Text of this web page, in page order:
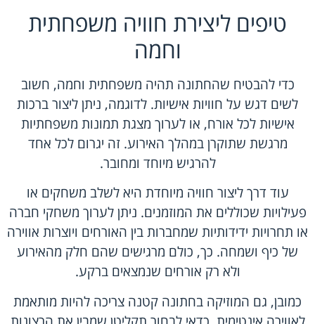
טיפים ליצירת חוויה משפחתית
וחמה
כדי להבטיח שהחתונה תהיה משפחתית וחמה, חשוב
לשים דגש על חוויות אישיות. לדוגמה, ניתן ליצור ברכות
אישיות לכל אורח, או לערוך מצגת תמונות משפחתיות
מרגשת שתוקרן במהלך האירוע. זה יגרום לכל אחד
להרגיש מיוחד ומחובר.
עוד דרך ליצור חוויה מיוחדת היא לשלב משחקים או
פעילויות שכוללים את המוזמנים. ניתן לערוך משחקי חברה
או תחרויות ידידותיות שמחברות בין האורחים ויוצרות אווירה
של כיף ושמחה. כך, כולם מרגישים שהם חלק מהאירוע
ולא רק אורחים שנמצאים ברקע.
כמובן, גם המוזיקה בחתונה קטנה צריכה להיות מותאמת